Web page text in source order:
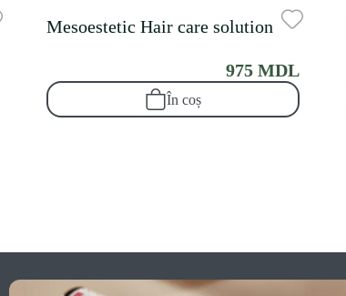
Mesoestetic Hair care solution
975 MDL
În coș